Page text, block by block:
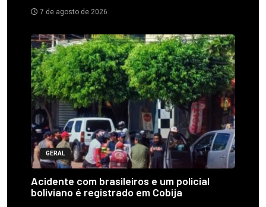
7 de agosto de 2026
GERAL
Acidente com brasileiros e um policial
boliviano é registrado em Cobija